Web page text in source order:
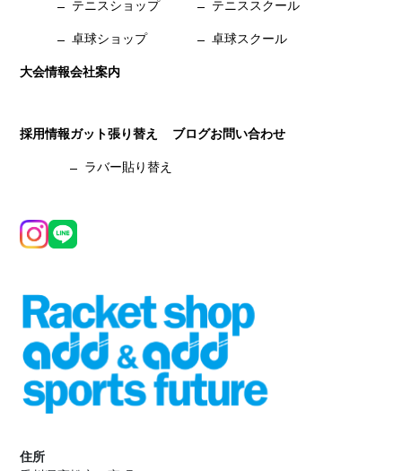
住所
テニスショップ
卓球ショップ
テニススクール
卓球スクール
大会情報会社案内
採用情報ガット張り替え
ラバー貼り替え
ブログお問い合わせ